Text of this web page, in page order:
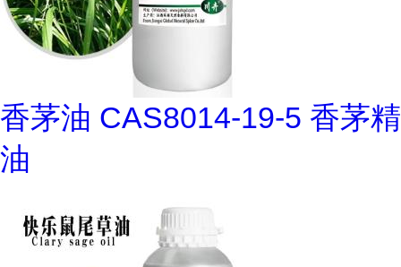
香茅油 CAS8014-19-5 香茅精
油